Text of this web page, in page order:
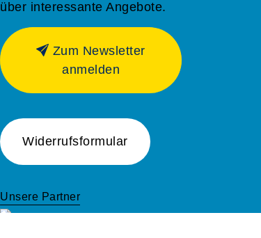
über interessante Angebote.
Zum Newsletter
anmelden
Widerrufsformular
Unsere Partner